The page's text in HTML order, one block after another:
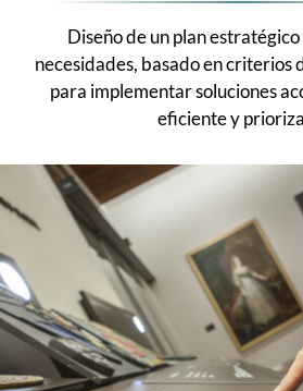
Diseño de un plan
necesidades, basado en criterios
para implementar soluciones
eficiente y